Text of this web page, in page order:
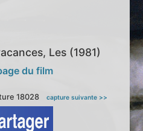
Les (1981)
du film
18028 capture suivante >>